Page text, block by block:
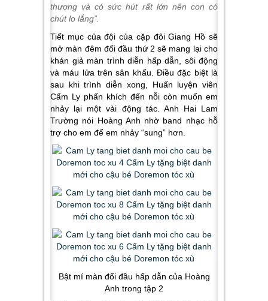
thương và có sức hút rất lớn nên con có
chút lo lắng”.
Tiết mục của đội của cặp đôi Giang Hồ sẽ
mở màn đêm đối đầu thứ 2 sẽ mang lại cho
khán giả màn trình diễn hấp dẫn, sôi động
và máu lửa trên sân khấu. Điều đặc biệt là
sau khi trình diễn xong, Huấn luyện viên
Cẩm Ly phấn khích đến nỗi còn muốn em
nhảy lại một vài động tác. Anh Hai Lam
Trường nói Hoàng Anh nhờ band nhạc hỗ
trợ cho em để em nhảy “sung” hơn.
Bật mí màn đối đầu hấp dẫn của Hoàng
Anh trong tập 2